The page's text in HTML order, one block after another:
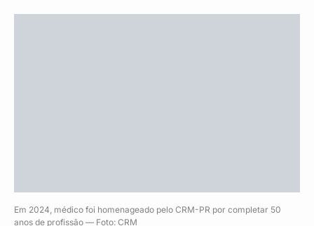
Em 2024, médico foi homenageado pelo CRM-PR por completar 50
anos de profissão — Foto: CRM